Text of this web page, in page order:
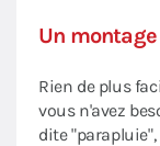
Un
Rien de plus
vous n'avez
dite